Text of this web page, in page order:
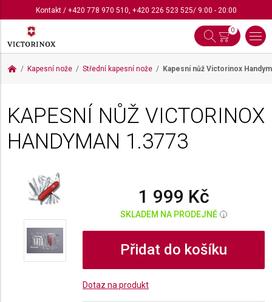
Kontakt/ +420 778 970 510, +420 226 523 525/ 9:00 - 20:00
0
Kapesní nože Střední kapesní nože Kapesní nůž Victorinox
KAPESNÍ NŮŽ VICTORINOX
HANDYMAN 1.3773
1 999 Kč
SKLADEM NA PRODEJNĚ i
Přidat do košíku
Dotaz na produkt